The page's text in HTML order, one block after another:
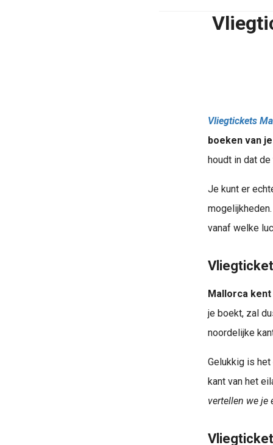
Vliegtickets
boeken van
houdt in dat
Je kunt er
vanaf welke
Mallorca
je boekt, zal
noordelijke
Gelukkig is het
kant van het
vertellen we je